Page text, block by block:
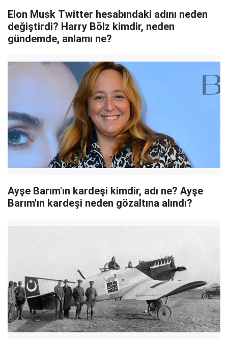
Elon Musk Twitter hesabındaki adını neden
değiştirdi? Harry Bōlz kimdir, neden
gündemde, anlamı ne?
Ayşe Barım'ın kardeşi kimdir, adı ne? Ayşe
Barım'ın kardeşi neden gözaltına alındı?